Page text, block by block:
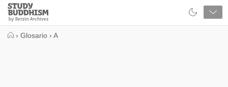
Close
Study
Buddhism
› Glosario › A